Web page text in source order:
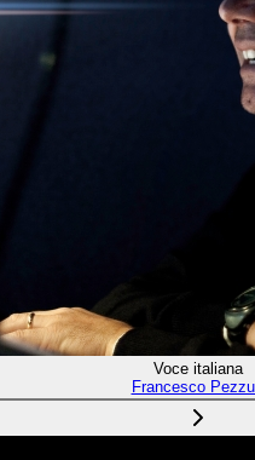
Voce italiana
Francesco